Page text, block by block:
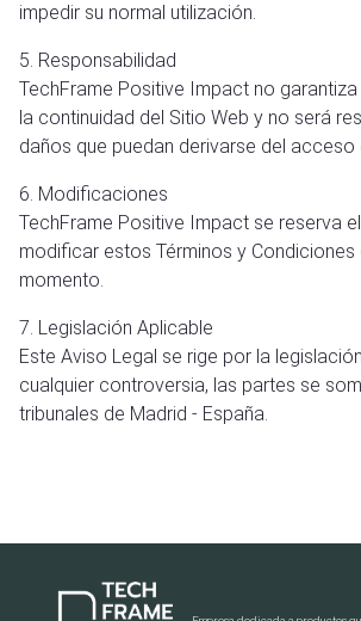
impedir su normal utilización.
5. Responsabilidad
TechFrame Positive Impact no garantiza
la continuidad del Sitio Web y no será
daños que puedan derivarse del acceso
6. Modificaciones
TechFrame Positive Impact se reserva
modificar estos Términos y Condiciones
momento.
7. Legislación Aplicable
Este Aviso Legal se rige por la
cualquier controversia, las partes se
tribunales de Madrid - España.